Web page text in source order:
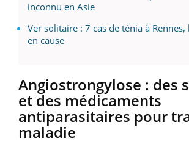
inconnu en Asie
Ver solitaire : 7 cas de ténia à
en cause
Angiostrongylose : des
et des médicaments
antiparasitaires pour
maladie